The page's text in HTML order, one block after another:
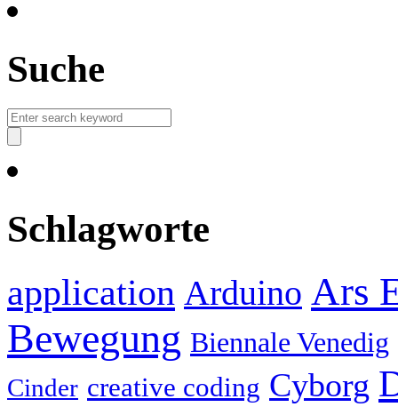
Suche
Schlagworte
application Arduino Ars
Bewegung Biennale Venedig
Cinder creative coding Cyborg